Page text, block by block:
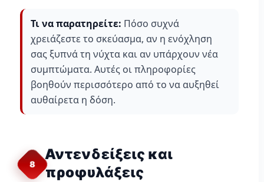
Τι να παρατηρείτε: Πόσο συχνά
χρειάζεστε το σκεύασμα, αν η ενόχληση
σας ξυπνά τη νύχτα και αν υπάρχουν νέα
συμπτώματα. Αυτές οι πληροφορίες
βοηθούν περισσότερο από το να αυξηθεί
αυθαίρετα η δόση.
8
Αντενδείξεις και
προφυλάξεις